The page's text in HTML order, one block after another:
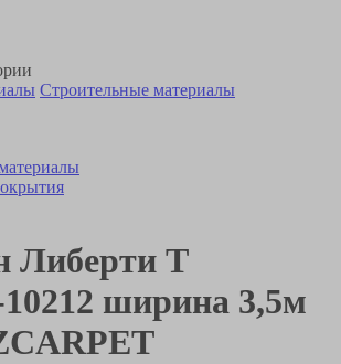
Строительные материалы
Либерти T
ширина 3,5м